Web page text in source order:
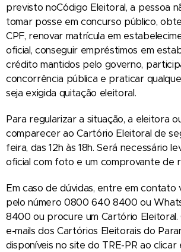
previsto noCódigo Eleitoral, a pessoa
tomar posse em concurso público,
CPF, renovar matrícula em
oficial, conseguir empréstimos em
crédito mantidos pelo governo,
concorrência pública e praticar
seja exigida quitação eleitoral.
Para regularizar a situação, a eleitora
comparecer ao Cartório Eleitoral de
feira, das 12h às 18h. Será necessário
oficial com foto e um comprovante de
Em caso de dúvidas, entre em contato
pelo número 0800 640 8400 ou
8400 ou procure um Cartório Eleitoral.
e-mails dos Cartórios Eleitorais do
disponíveis no site do TRE-PR ao clicar